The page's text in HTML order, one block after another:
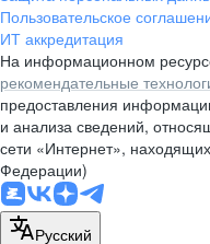
Пользовательское
ИТ аккредитация
На информационном
рекомендательные
предоставления
и анализа сведений,
сети «Интернет»,
Федерации)
Русский